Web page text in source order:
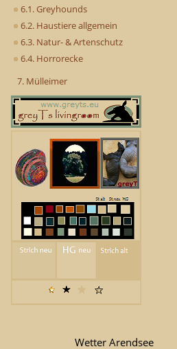
6.1. Greyhounds
6.2. Haustiere allgemein
6.3. Natur- & Artenschutz
6.4. Horrorecke
7. Mülleimer
Wetter Arendsee